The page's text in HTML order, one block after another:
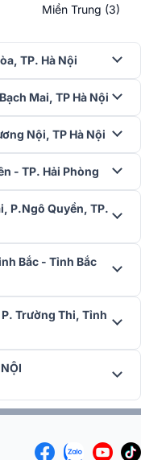
Miền Trung (3)
TP. Hà Nội
Mai, TP Hà Nội
Nội, TP Hà Nội
- TP. Hải Phòng
P.Ngô Quyền, TP.
Bắc - Tỉnh Bắc
Trường Thi, Tỉnh